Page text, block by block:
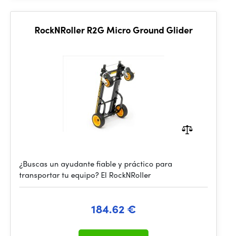
RockNRoller R2G Micro Ground Glider
¿Buscas un ayudante fiable y práctico para
transportar tu equipo? El RockNRoller
184.62 €